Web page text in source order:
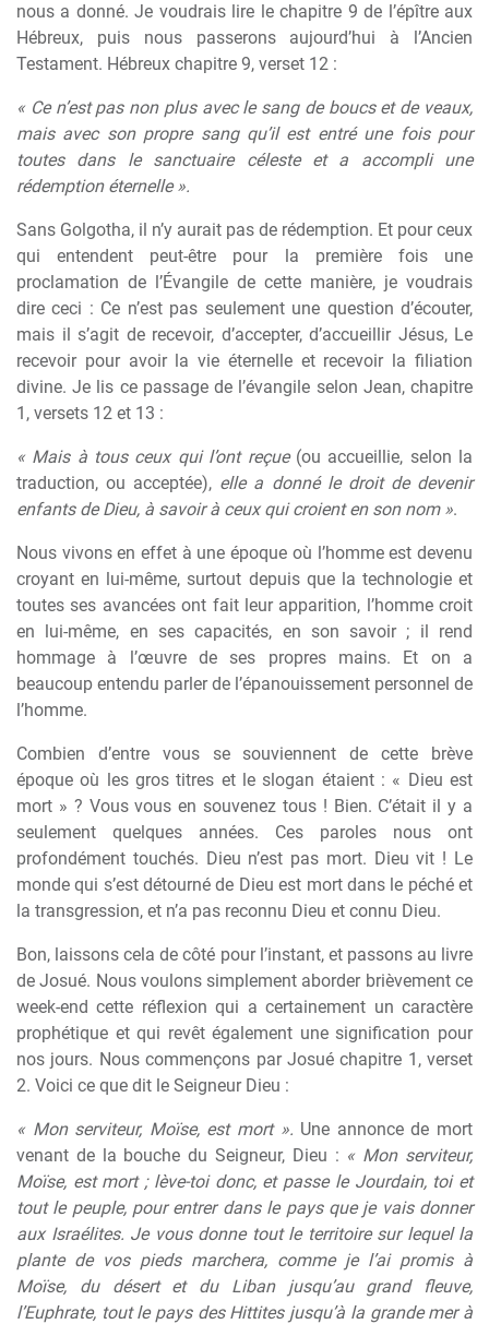
nous a donné. Je voudrais lire le chapitre 9 de l’épître aux
Hébreux, puis nous passerons aujourd’hui à l’Ancien
Testament. Hébreux chapitre 9, verset 12 :
« Ce n’est pas non plus avec le sang de boucs et de veaux,
mais avec son propre sang qu’il est entré une fois pour
toutes dans le sanctuaire céleste et a accompli une
rédemption éternelle ».
Sans Golgotha, il n’y aurait pas de rédemption. Et pour ceux
qui entendent peut-être pour la première fois une
proclamation de l’Évangile de cette manière, je voudrais
dire ceci : Ce n’est pas seulement une question d’écouter,
mais il s’agit de recevoir, d’accepter, d’accueillir Jésus, Le
recevoir pour avoir la vie éternelle et recevoir la filiation
divine. Je lis ce passage de l’évangile selon Jean, chapitre
1, versets 12 et 13 :
« Mais à tous ceux qui l’ont reçue(ou accueillie, selon la
traduction, ou acceptée), elle a donné le droit de devenir
enfants de Dieu, à savoir à ceux qui croient en son nom ».
Nous vivons en effet à une époque où l’homme est devenu
croyant en lui-même, surtout depuis que la technologie et
toutes ses avancées ont fait leur apparition, l’homme croit
en lui-même, en ses capacités, en son savoir ; il rend
hommage à l’œuvre de ses propres mains. Et on a
beaucoup entendu parler de l’épanouissement personnel de
l’homme.
Combien d’entre vous se souviennent de cette brève
époque où les gros titres et le slogan étaient : « Dieu est
mort » ? Vous vous en souvenez tous ! Bien. C’était il y a
seulement quelques années. Ces paroles nous ont
profondément touchés. Dieu n’est pas mort. Dieu vit ! Le
monde qui s’est détourné de Dieu est mort dans le péché et
la transgression, et n’a pas reconnu Dieu et connu Dieu.
Bon, laissons cela de côté pour l’instant, et passons au livre
de Josué. Nous voulons simplement aborder brièvement ce
week-end cette réflexion qui a certainement un caractère
prophétique et qui revêt également une signification pour
nos jours. Nous commençons par Josué chapitre 1, verset
2. Voici ce que dit le Seigneur Dieu :
« Mon serviteur, Moïse, est mort ». Une annonce de mort
venant de la bouche du Seigneur, Dieu : « Mon serviteur,
Moïse, est mort ; lève-toi donc, et passe le Jourdain, toi et
tout le peuple, pour entrer dans le pays que je vais donner
aux Israélites. Je vous donne tout le territoire sur lequel la
plante de vos pieds marchera, comme je l’ai promis à
Moïse, du désert et du Liban jusqu’au grand fleuve,
l’Euphrate, tout le pays des Hittites jusqu’à la grande mer à